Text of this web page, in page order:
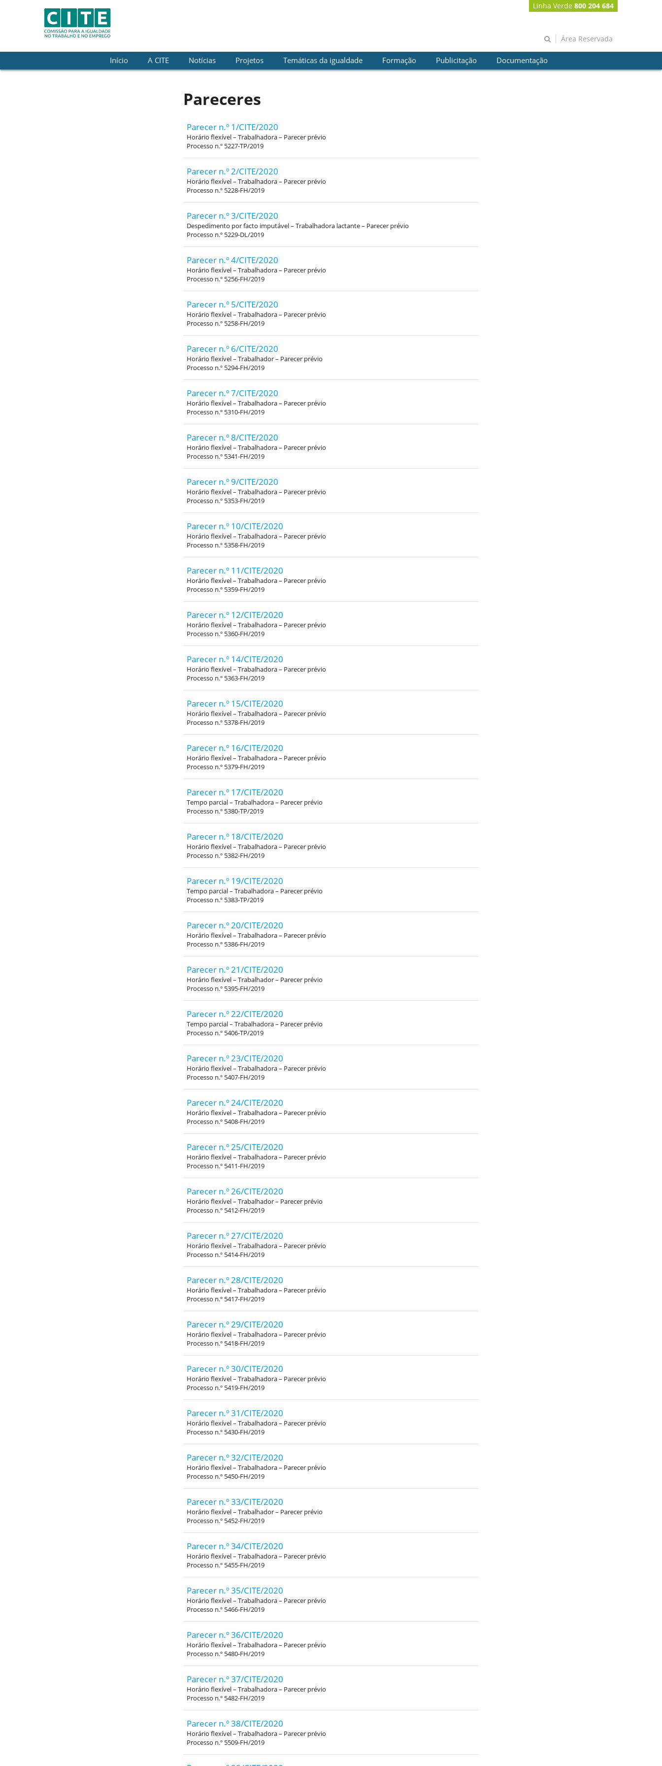
Linha Verde 800 204 684
Área Reservada
Início A CITE Notícias Projetos Temáticas da igualdade Formação Publicitação Documentação
Pareceres
Parecer n.º 1/CITE/2020
Horário flexível – Trabalhadora – Parecer prévio
Processo n.º 5227-TP/2019
Parecer n.º 2/CITE/2020
Horário flexível – Trabalhadora – Parecer prévio
Processo n.º 5228-FH/2019
Parecer n.º 3/CITE/2020
Despedimento por facto imputável – Trabalhadora lactante – Parecer prévio
Processo n.º 5229-DL/2019
Parecer n.º 4/CITE/2020
Horário flexível – Trabalhadora – Parecer prévio
Processo n.º 5256-FH/2019
Parecer n.º 5/CITE/2020
Horário flexível – Trabalhadora – Parecer prévio
Processo n.º 5258-FH/2019
Parecer n.º 6/CITE/2020
Horário flexível – Trabalhador – Parecer prévio
Processo n.º 5294-FH/2019
Parecer n.º 7/CITE/2020
Horário flexível – Trabalhadora – Parecer prévio
Processo n.º 5310-FH/2019
Parecer n.º 8/CITE/2020
Horário flexível – Trabalhadora – Parecer prévio
Processo n.º 5341-FH/2019
Parecer n.º 9/CITE/2020
Horário flexível – Trabalhadora – Parecer prévio
Processo n.º 5353-FH/2019
Parecer n.º 10/CITE/2020
Horário flexível – Trabalhadora – Parecer prévio
Processo n.º 5358-FH/2019
Parecer n.º 11/CITE/2020
Horário flexível – Trabalhadora – Parecer prévio
Processo n.º 5359-FH/2019
Parecer n.º 12/CITE/2020
Horário flexível – Trabalhadora – Parecer prévio
Processo n.º 5360-FH/2019
Parecer n.º 14/CITE/2020
Horário flexível – Trabalhadora – Parecer prévio
Processo n.º 5363-FH/2019
Parecer n.º 15/CITE/2020
Horário flexível – Trabalhadora – Parecer prévio
Processo n.º 5378-FH/2019
Parecer n.º 16/CITE/2020
Horário flexível – Trabalhadora – Parecer prévio
Processo n.º 5379-FH/2019
Parecer n.º 17/CITE/2020
Tempo parcial – Trabalhadora – Parecer prévio
Processo n.º 5380-TP/2019
Parecer n.º 18/CITE/2020
Horário flexível – Trabalhadora – Parecer prévio
Processo n.º 5382-FH/2019
Parecer n.º 19/CITE/2020
Tempo parcial – Trabalhadora – Parecer prévio
Processo n.º 5383-TP/2019
Parecer n.º 20/CITE/2020
Horário flexível – Trabalhadora – Parecer prévio
Processo n.º 5386-FH/2019
Parecer n.º 21/CITE/2020
Horário flexível – Trabalhador – Parecer prévio
Processo n.º 5395-FH/2019
Parecer n.º 22/CITE/2020
Tempo parcial – Trabalhadora – Parecer prévio
Processo n.º 5406-TP/2019
Parecer n.º 23/CITE/2020
Horário flexível – Trabalhadora – Parecer prévio
Processo n.º 5407-FH/2019
Parecer n.º 24/CITE/2020
Horário flexível – Trabalhadora – Parecer prévio
Processo n.º 5408-FH/2019
Parecer n.º 25/CITE/2020
Horário flexível – Trabalhadora – Parecer prévio
Processo n.º 5411-FH/2019
Parecer n.º 26/CITE/2020
Horário flexível – Trabalhador – Parecer prévio
Processo n.º 5412-FH/2019
Parecer n.º 27/CITE/2020
Horário flexível – Trabalhadora – Parecer prévio
Processo n.º 5414-FH/2019
Parecer n.º 28/CITE/2020
Horário flexível – Trabalhadora – Parecer prévio
Processo n.º 5417-FH/2019
Parecer n.º 29/CITE/2020
Horário flexível – Trabalhadora – Parecer prévio
Processo n.º 5418-FH/2019
Parecer n.º 30/CITE/2020
Horário flexível – Trabalhadora – Parecer prévio
Processo n.º 5419-FH/2019
Parecer n.º 31/CITE/2020
Horário flexível – Trabalhadora – Parecer prévio
Processo n.º 5430-FH/2019
Parecer n.º 32/CITE/2020
Horário flexível – Trabalhadora – Parecer prévio
Processo n.º 5450-FH/2019
Parecer n.º 33/CITE/2020
Horário flexível – Trabalhador – Parecer prévio
Processo n.º 5452-FH/2019
Parecer n.º 34/CITE/2020
Horário flexível – Trabalhadora – Parecer prévio
Processo n.º 5455-FH/2019
Parecer n.º 35/CITE/2020
Horário flexível – Trabalhadora – Parecer prévio
Processo n.º 5466-FH/2019
Parecer n.º 36/CITE/2020
Horário flexível – Trabalhadora – Parecer prévio
Processo n.º 5480-FH/2019
Parecer n.º 37/CITE/2020
Horário flexível – Trabalhadora – Parecer prévio
Processo n.º 5482-FH/2019
Parecer n.º 38/CITE/2020
Horário flexível – Trabalhadora – Parecer prévio
Processo n.º 5509-FH/2019